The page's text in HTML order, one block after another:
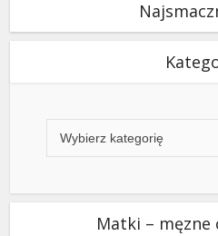
Matki – męzne